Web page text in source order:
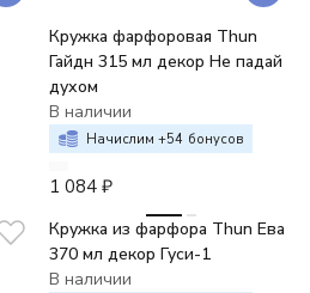
Кружка фарфоровая Thun
Гайдн 315 мл декор Не падай
духом
В наличии
Начислим +54 бонусов
1 084 ₽
Кружка из фарфора Thun Ева
370 мл декор Гуси-1
В наличии